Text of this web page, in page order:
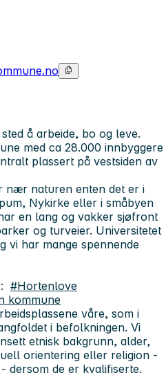
å arbeide, bo og leve.
med ca 28.000 innbyggere
plassert på vestsiden av
nær naturen enten det er i
Nykirke eller i småbyen
en lang og vakker sjøfront
og turveier. Universitetet
vi har mange spennende
#Hortenlove
kommune
våre, som i
i befolkningen. Vi
etnisk bakgrunn, alder,
orientering eller religion -
dersom de er kvalifiserte.